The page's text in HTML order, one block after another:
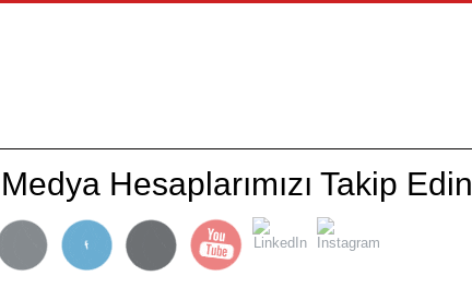
veya yorgun bir organın
Hesaplarımızı Takip Edin